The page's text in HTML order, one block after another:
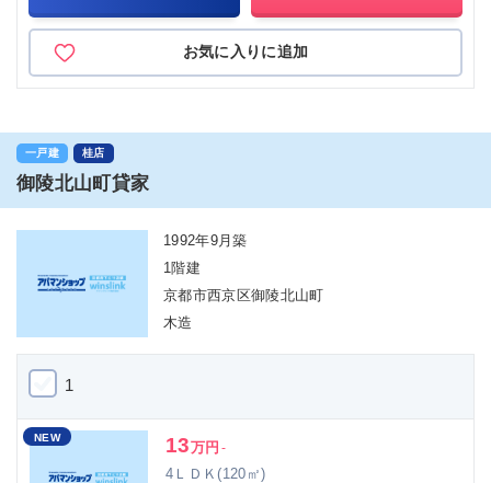
お気に入りに追加
一戸建 桂店
御陵北山町貸家
1992年9月築
1階建
京都市西京区御陵北山町
木造
1
NEW 13万円 -
4ＬＤＫ(120㎡)